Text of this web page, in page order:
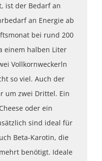
ist der Bedarf an
an Energie ab
bei rund 200
einem halben Liter
Vollkornweckerln
so viel. Auch der
um zwei Drittel. Ein
oder ein
sind ideal für
Beta-Karotin, die
benötigt. Ideale